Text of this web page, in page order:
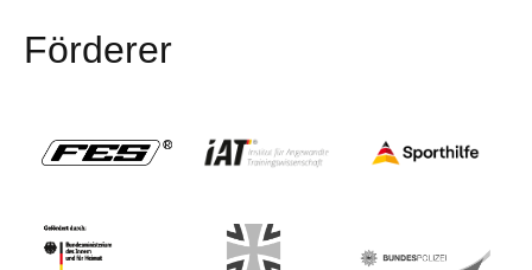
Förderer